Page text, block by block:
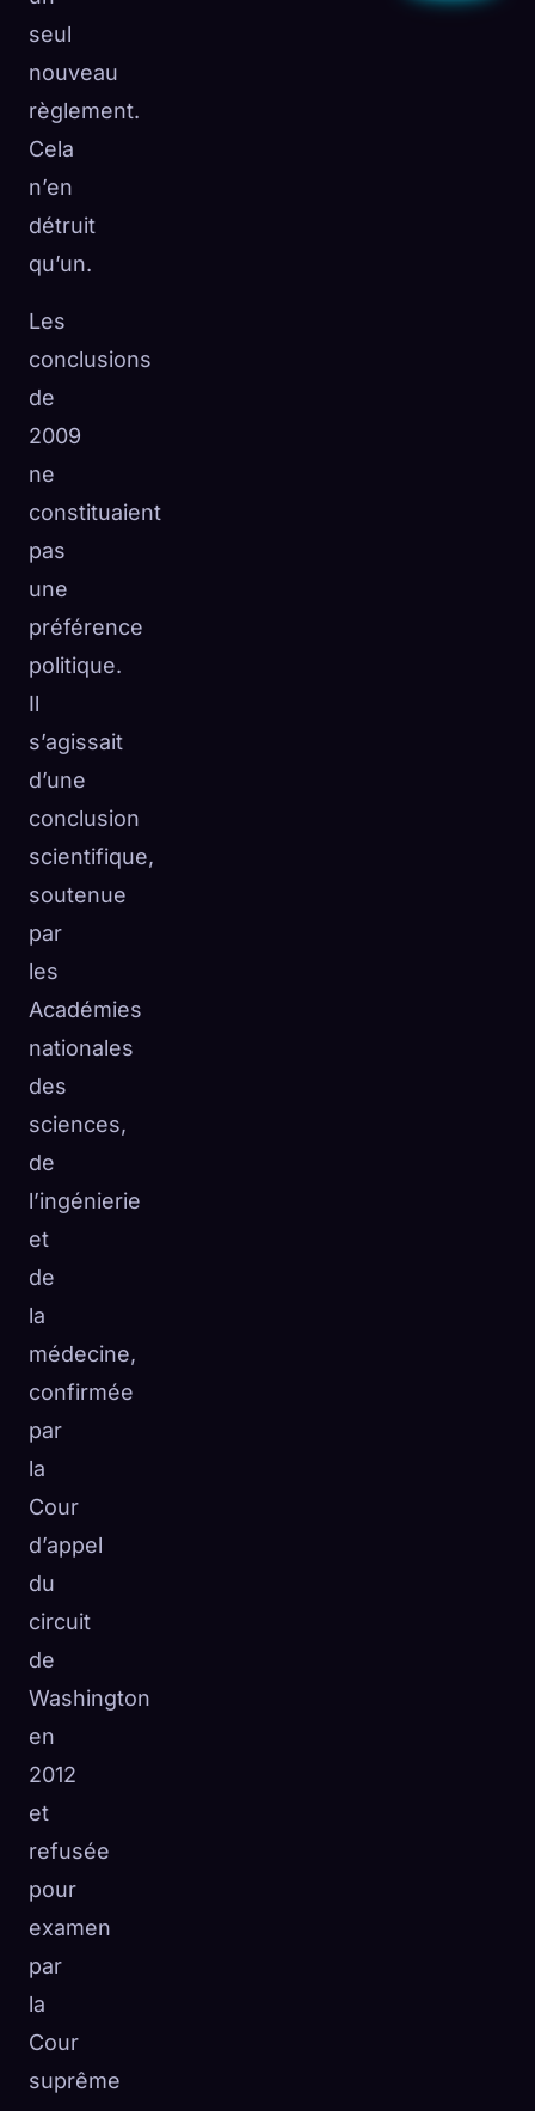
seul
nouveau
règlement.
Cela
n’en
détruit
qu’un.
Les
conclusions
de
2009
ne
constituaient
pas
une
préférence
politique.
Il
s’agissait
d’une
conclusion
scientifique,
soutenue
par
les
Académies
nationales
des
sciences,
de
l’ingénierie
et
de
la
médecine,
confirmée
par
la
Cour
d’appel
du
circuit
de
Washington
en
2012
et
refusée
pour
examen
par
la
Cour
suprême